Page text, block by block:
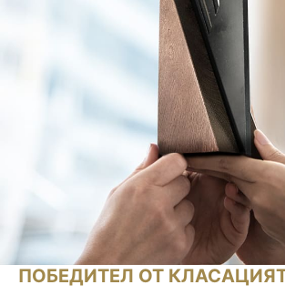
ПОБЕДИТЕЛ ОТ